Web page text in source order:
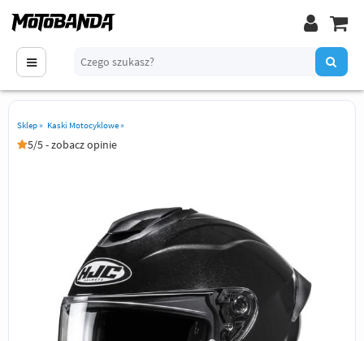
Sklep» Kaski Motocyklowe»
5/5 - zobacz opinie